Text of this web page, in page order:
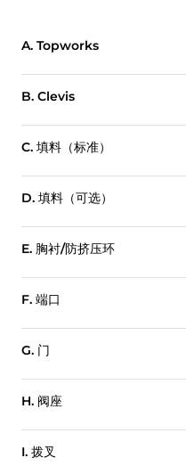
A. Topworks
B. Clevis
C. 填料（标准）
D. 填料（可选）
E. 胸衬/防挤压环
F. 端口
G. 门
H. 阀座
I. 拨叉